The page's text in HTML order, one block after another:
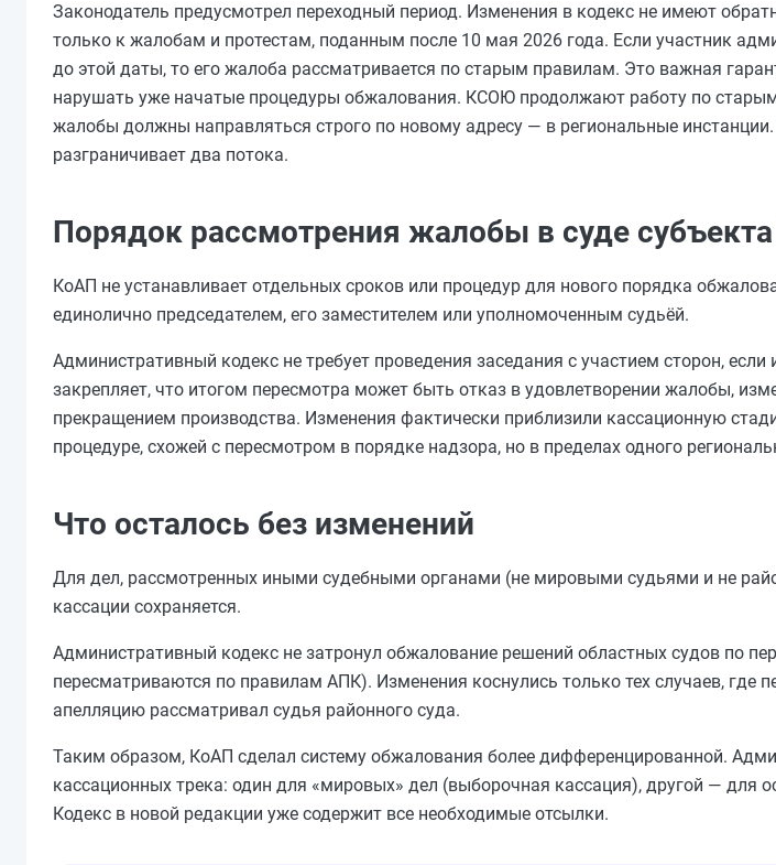
Законодатель предусмотрел переходный период. Изменения в кодекс не имеют
только к жалобам и протестам, поданным после 10 мая 2026 года. Если участник
до этой даты, то его жалоба рассматривается по старым правилам. Это важная
нарушать уже начатые процедуры обжалования. КСОЮ продолжают работу по
жалобы должны направляться строго по новому адресу — в региональные
разграничивает два потока.
Порядок рассмотрения жалобы в суде
КоАП не устанавливает отдельных сроков или процедур для нового порядка
единолично председателем, его заместителем или уполномоченным судьёй.
Административный кодекс не требует проведения заседания с участием сторон,
закрепляет, что итогом пересмотра может быть отказ в удовлетворении жалобы,
прекращением производства. Изменения фактически приблизили кассационную
процедуре, схожей с пересмотром в порядке надзора, но в пределах одного
Что осталось без изменений
Для дел, рассмотренных иными судебными органами (не мировыми судьями и не
кассации сохраняется.
Административный кодекс не затронул обжалование решений областных судов по
пересматриваются по правилам АПК). Изменения коснулись только тех случаев, где
апелляцию рассматривал судья районного суда.
Таким образом, КоАП сделал систему обжалования более дифференцированной.
кассационных трека: один для «мировых» дел (выборочная кассация), другой —
Кодекс в новой редакции уже содержит все необходимые отсылки.